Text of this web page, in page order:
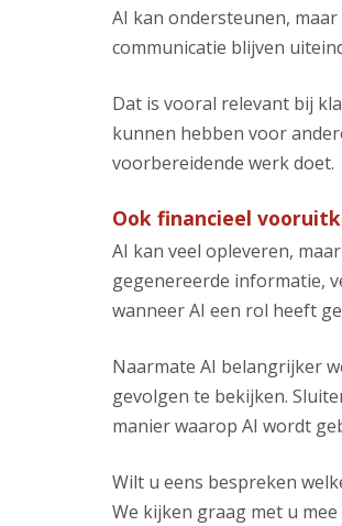
AI kan ondersteunen,
communicatie blijven
Dat is vooral relevant bij
kunnen hebben voor
voorbereidende werk doet.
Ook financieel
AI kan veel opleveren,
gegenereerde informatie,
wanneer AI een rol heeft
Naarmate AI belangrijker
gevolgen te bekijken.
manier waarop AI wordt
Wilt u eens bespreken
We kijken graag met u